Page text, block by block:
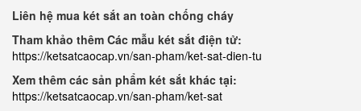
Liên hệ mua két sắt an toàn chống cháy
Tham khảo thêm Các mẫu két sắt điện tử:
https://ketsatcaocap.vn/san-pham/ket-sat-dien-tu
Xem thêm các sản phẩm két sắt khác tại:
https://ketsatcaocap.vn/san-pham/ket-sat